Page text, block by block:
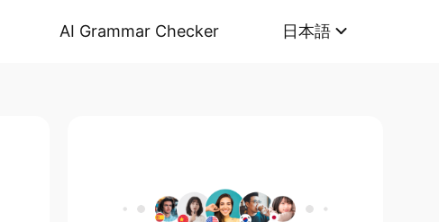
AI Grammar Checker 日本語